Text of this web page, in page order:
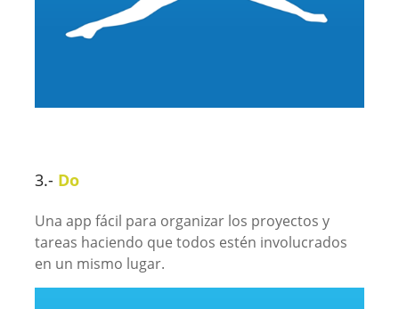
3.- Do
Una app fácil para organizar los proyectos y
tareas haciendo que todos estén involucrados
en un mismo lugar.